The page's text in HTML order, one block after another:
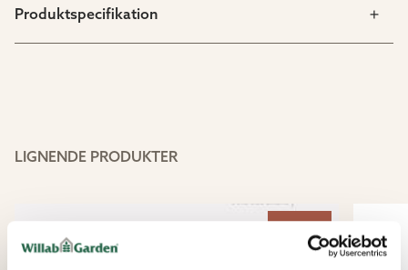
Produktspecifikation
LIGNENDE PRODUKTER
15%